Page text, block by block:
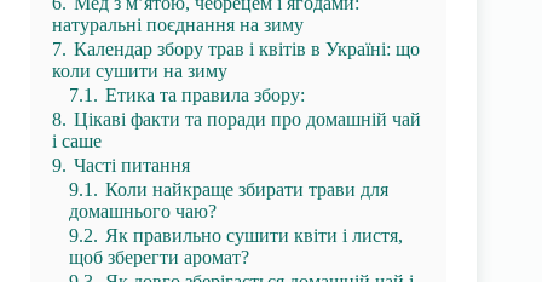
натуральні поєднання на зиму
7. Календар збору трав і квітів в Україні: що
коли сушити на зиму
7.1. Етика та правила збору:
8. Цікаві факти та поради про домашній чай
і саше
9. Часті питання
9.1. Коли найкраще збирати трави для
домашнього чаю?
9.2. Як правильно сушити квіти і листя,
щоб зберегти аромат?